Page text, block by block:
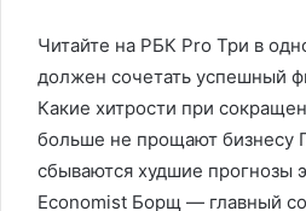
Читайте на РБК Pro Три в
должен сочетать успешный
Какие хитрости при
больше не прощают бизнесу
сбываются худшие прогнозы
Economist Борщ — главный